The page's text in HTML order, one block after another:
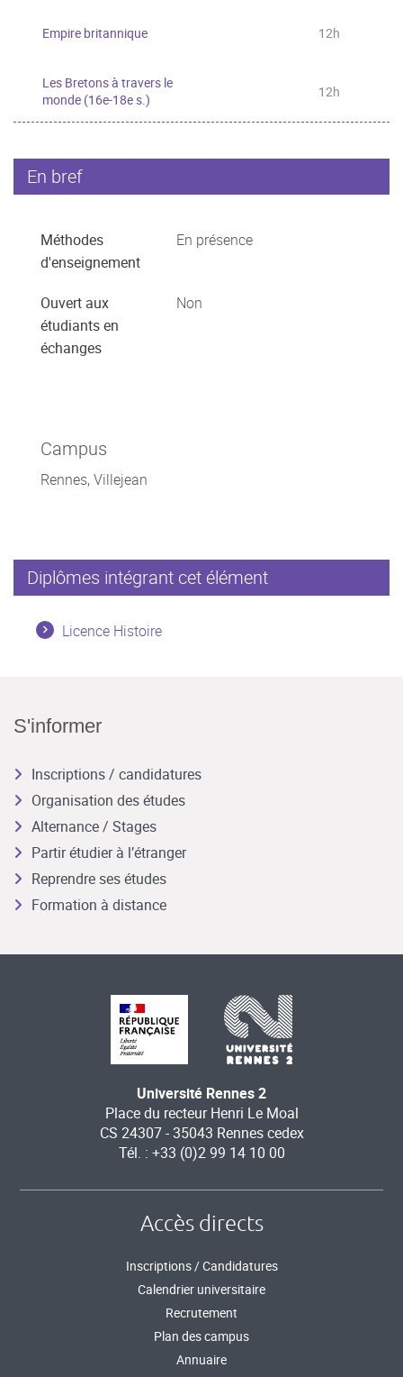
Empire britannique 12h
Les Bretons à travers le
monde (16e-18e s.)
12h
En bref
Méthodes
d'enseignement
En présence
Ouvert aux
étudiants en
échanges
Non
Campus
Rennes, Villejean
Diplômes intégrant cet élément
Licence Histoire
S'informer
Inscriptions / candidatures
Organisation des études
Alternance / Stages
Partir étudier à l’étranger
Reprendre ses études
Formation à distance
Université Rennes 2
Place du recteur Henri Le Moal
CS 24307 - 35043 Rennes cedex
Tél. : +33 (0)2 99 14 10 00
Accès directs
Inscriptions / Candidatures
Calendrier universitaire
Recrutement
Plan des campus
Annuaire